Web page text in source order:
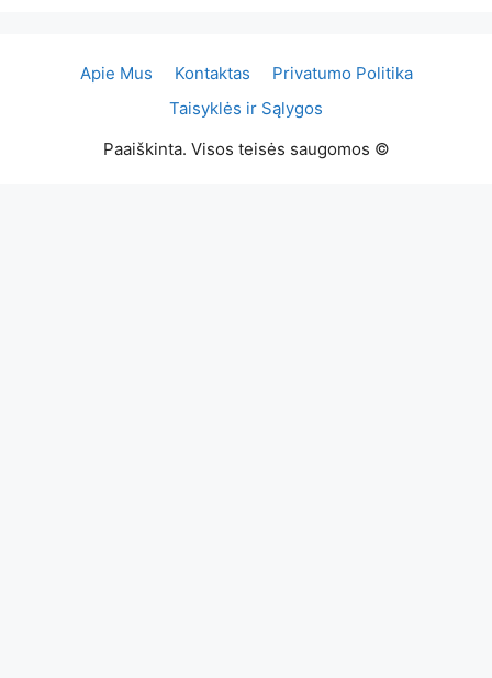
Apie Mus Kontaktas
Privatumo Politika
Taisyklės ir Sąlygos
Paaiškinta. Visos teisės saugomos ©